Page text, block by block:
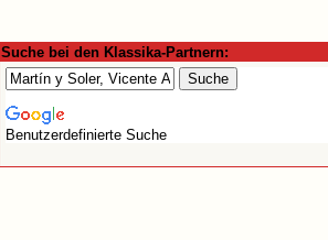
Suche bei den Klassika-Partnern:
Benutzerdefinierte Suche